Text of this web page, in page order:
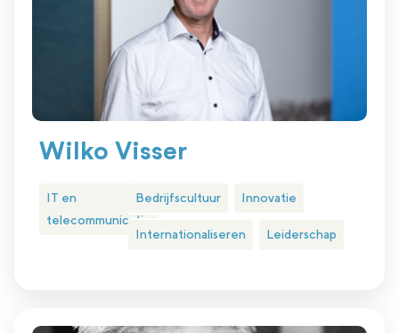
Wilko Visser
IT en
telecommunicatie
Bedrijfscultuur Innovatie
Internationaliseren Leiderschap